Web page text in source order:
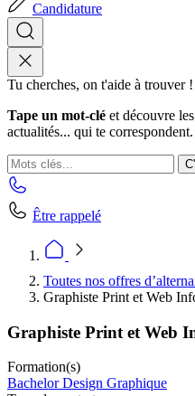
Candidature
Tu cherches, on t'aide à trouver !
Tape un mot-clé et découvre
actualités... qui te correspondent.
Être rappelé
Toutes nos offres
Graphiste Print et Web
Graphiste Print et Web
Formation(s)
Bachelor Design Graphique